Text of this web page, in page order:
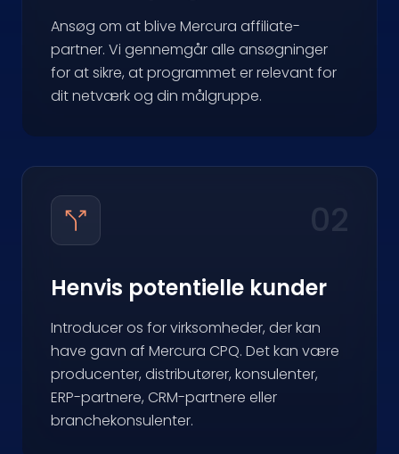
Ansøg om at blive Mercura affiliate-
partner. Vi gennemgår alle ansøgninger
for at sikre, at programmet er relevant for
dit netværk og din målgruppe.
02
Henvis potentielle kunder
Introducer os for virksomheder, der kan
have gavn af Mercura CPQ. Det kan være
producenter, distributører, konsulenter,
ERP-partnere, CRM-partnere eller
branchekonsulenter.